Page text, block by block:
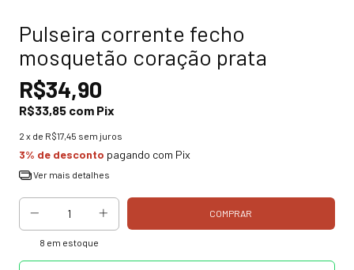
Pulseira corrente fecho
mosquetão coração prata
R$34,90
R$33,85 com Pix
2 x de R$17,45 sem juros
3% de desconto pagando com Pix
Ver mais detalhes
8 em estoque